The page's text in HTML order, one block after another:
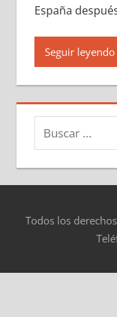
España
Seguir leyendo
Buscar:
Todos los